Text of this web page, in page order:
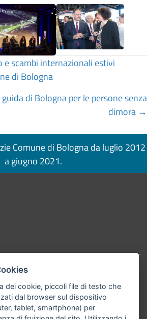
scambi internazionali estivi
di Bologna
di Bologna per le persone senza
dimora →
Comune di Bologna da luglio 2012
a giugno 2021.
Cod. IBAN: IT 88 R
dei cookie, piccoli file di testo che
dal browser sul dispositivo
tablet, smartphone) per